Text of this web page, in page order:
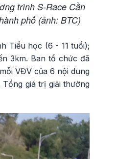
trình S-Race Cần
phố (ảnh: BTC)
Tiểu học (6 - 11 tuổi);
3km. Ban tổ chức đã
VĐV của 6 nội dung
giá trị giải thưởng